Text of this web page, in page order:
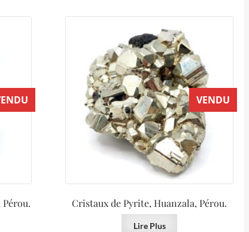
VENDU
Cristaux de Pyrite, Huanzala, Pérou.
Lire Plus